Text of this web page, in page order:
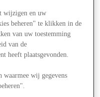
wijzigen en uw
beheren" te klikken in de
van uw toestemming
van de
heeft plaatsgevonden.
wij gegevens